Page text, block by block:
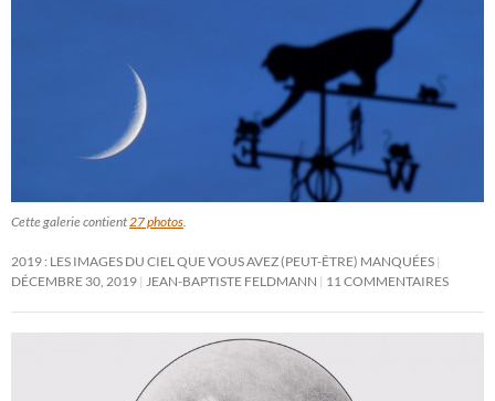
Cette galerie contient27 photos.
2019 : LES IMAGES DU CIEL QUE VOUS AVEZ (PEUT-ÊTRE) MANQUÉES
DÉCEMBRE 30, 2019 JEAN-BAPTISTE FELDMANN 11 COMMENTAIRES